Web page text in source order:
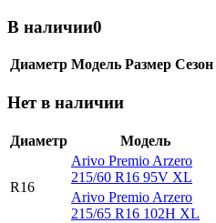
В наличии0
Диаметр Модель Размер Сезон
Нет в наличии
Диаметр Модель
R16
Arivo Premio Arzero
215/60 R16 95V XL
Arivo Premio Arzero
215/65 R16 102H XL